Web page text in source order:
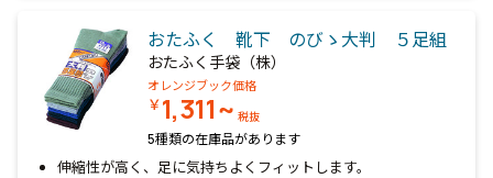
おたふく 靴下 のびゝ大判 ５足組
おたふく手袋（株）
オレンジブック価格
￥1,311~ 税抜
5種類の在庫品があります
伸縮性が高く、足に気持ちよくフィットします。